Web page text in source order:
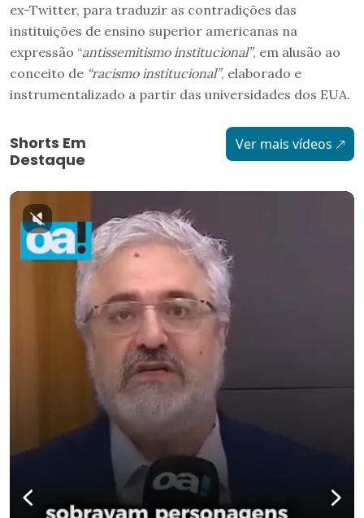
ex-Twitter, para traduzir as contradições das
instituições de ensino superior americanas na
expressão “antissemitismo institucional”, em alusão ao
conceito de “racismo institucional”, elaborado e
instrumentalizado a partir das universidades dos EUA.
Shorts Em
Destaque
Ver mais vídeos